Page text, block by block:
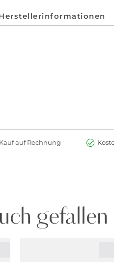
Kauf auf Rechnung
gefallen